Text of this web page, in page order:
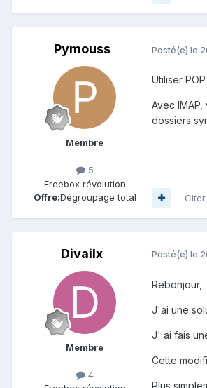
Pymouss
Membre
5
Freebox révolution
Offre:Dégroupage total
Posté(e) le
Utiliser
Avec
dossiers
Citer
Divailx
Membre
4
Posté(e) le
Rebonjour,
J'ai une
J' ai fais
Cette
Plus